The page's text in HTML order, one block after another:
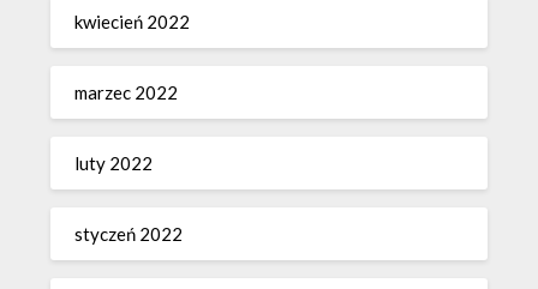
kwiecień 2022
marzec 2022
luty 2022
styczeń 2022